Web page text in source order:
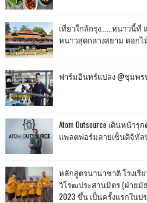
เที่ยวใกล้กรุง......หนาวนี้
หนาวสุดกลางสยาม ดอกไ
ฟาร์มอินทร์แปลง @ชุมพ
Atom Outsource เดินหน้ารุ
แพลตฟอร์มลายเซ็นดิจิทั
หลักสูตรนานาชาติ โรงเ
วิโรฒประสานมิตร (ฝ่ายมัธ
2023 ขึ้น เป็นครั้งแรกในป